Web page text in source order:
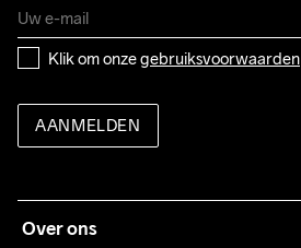
Klik om onze gebruiksvoorwaarden
AANMELDEN
Over ons